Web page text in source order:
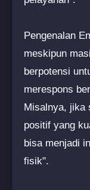
Pengenalan
meskipun
berpotensi
merespons
Misalnya, jika
positif yang
bisa menjadi
fisik".